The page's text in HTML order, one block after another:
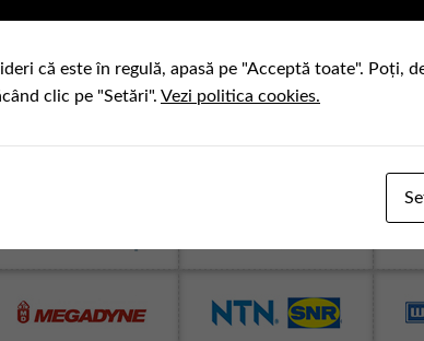
că este în regulă, apasă pe "Acceptă toate". Poți,
clic pe "Setări". Vezi politica cookies.